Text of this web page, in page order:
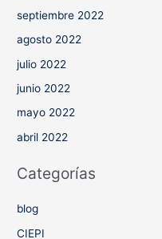
septiembre 2022
agosto 2022
julio 2022
junio 2022
mayo 2022
abril 2022
Categorías
blog
CIEPI